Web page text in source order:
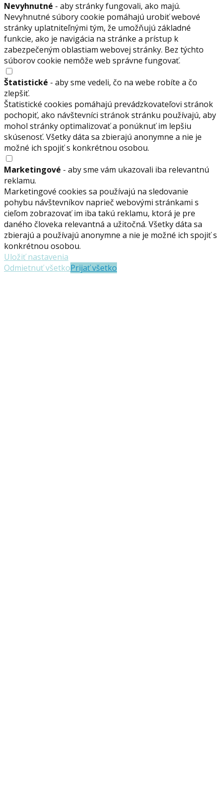
Nevyhnutné - aby stránky fungovali, ako majú.
Nevyhnutné súbory cookie pomáhajú urobiť webové
stránky uplatniteľnými tým, že umožňujú základné
funkcie, ako je navigácia na stránke a prístup k
zabezpečeným oblastiam webovej stránky. Bez týchto
súborov cookie nemôže web správne fungovať.
Štatistické - aby sme vedeli, čo na webe robíte a čo
zlepšiť.
Štatistické cookies pomáhajú prevádzkovateľovi stránok
pochopiť, ako návštevníci stránok stránku používajú, aby
mohol stránky optimalizovať a ponúknuť im lepšiu
skúsenosť. Všetky dáta sa zbierajú anonymne a nie je
možné ich spojiť s konkrétnou osobou.
Marketingové - aby sme vám ukazovali iba relevantnú
reklamu.
Marketingové cookies sa používajú na sledovanie
pohybu návštevníkov naprieč webovými stránkami s
cieľom zobrazovať im iba takú reklamu, ktorá je pre
daného človeka relevantná a užitočná. Všetky dáta sa
zbierajú a používajú anonymne a nie je možné ich spojiť s
konkrétnou osobou.
Uložiť nastavenia
Odmietnuť všetkoPrijať všetko